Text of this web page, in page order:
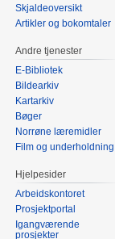
Skjaldeoversikt
Artikler og bokomtaler
Andre tjenester
E-Bibliotek
Bildearkiv
Kartarkiv
Bøger
Norrøne læremidler
Film og underholdning
Hjelpesider
Arbeidskontoret
Prosjektportal
Igangværende
prosjekter